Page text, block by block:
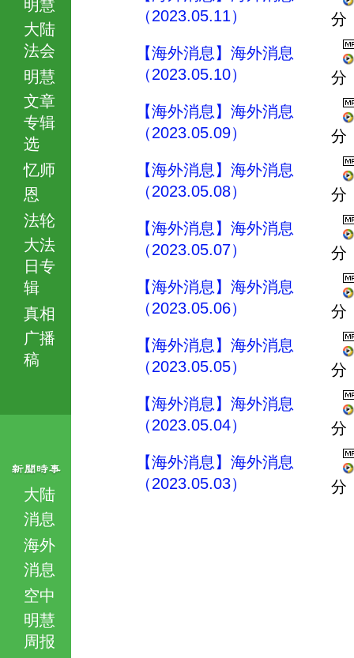
明慧
大陆
法会
明慧
文章
专辑
选
忆师
恩
法轮
大法
日专
辑
真相
广播
稿
大陆
消息
海外
消息
空中
明慧
周报
（2023.05.11）
分
【海外消息】海外消息
（2023.05.10）
分
【海外消息】海外消息
（2023.05.09）
分
【海外消息】海外消息
（2023.05.08）
分
【海外消息】海外消息
（2023.05.07）
分
【海外消息】海外消息
（2023.05.06）
分
【海外消息】海外消息
（2023.05.05）
分
【海外消息】海外消息
（2023.05.04）
分
【海外消息】海外消息
（2023.05.03）
分